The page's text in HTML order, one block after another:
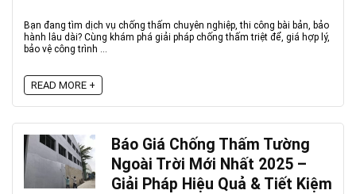
Bạn đang tìm dịch vụ chống thấm chuyên nghiệp, thi công bài bản, bảo
hành lâu dài? Cùng khám phá giải pháp chống thấm triệt để, giá hợp lý,
bảo vệ công trình ...
READ MORE +
Báo Giá Chống Thấm Tường
Ngoài Trời Mới Nhất 2025 –
Giải Pháp Hiệu Quả & Tiết Kiệm